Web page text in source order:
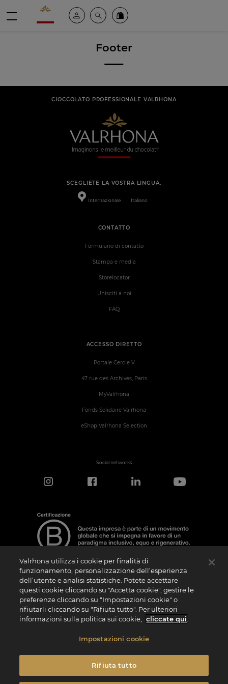
Valrhona - Imaginons le meilleur du chocolat
Il mio account
Cerca Ordinate i nostri prodotti online
Footer
CIOCCOLATO PROFESSIONALE VALRHONA
SCEGLIETE LA VOSTRA LINGUA.
Internazionale Italiano
ACCESSO DIRETTO
Portale Cercle V
47 rue des Archives, Paris
MyValrhona
Fonds Solidaire Valrhona
eShop Valrhona Selection
CONTATTO
Formulario di contatto
Stampa e media
Storelocator
Unisciti a noi
FAQ
Social networks
Nota sulla Certificazione
La “Certificazione B Corporation” è un logo che viene concesso in licenza da B Lab,
ente privato no profit, alle aziende che, come la nostra, hanno superato con
successo il B Impact Assessment (“BIA”) e soddisfano quindi i requisiti richiesti da B
Lab in termini di performance sociale e ambientale, responsabilità e trasparenza. Si
specifica che B Lab non è un organismo di valutazione della conformità ai sensi del
internazionale ai sensi del Regolamento (UE) n. 1025/2012. I criteri del BIA sono
distinti e autonomi rispetto agli standard armonizzati risultanti dalle norme ISO o di
nazionali o europee.
Valrhona utilizza i cookie per finalità di
funzionamento, personalizzazione dell’esperienza
dell’utente e analisi statistiche. Potete accettare
questi cookie cliccando su "Accetta cookie", gestire le
preferenze cliccando su "Impostazioni cookie" o
rifiutarli cliccando su "Rifiuta tutto". Per ulteriori
informazioni sulla politica sui cookie,
cliccate qui
Impostazioni cookie
Rifiuta tutto